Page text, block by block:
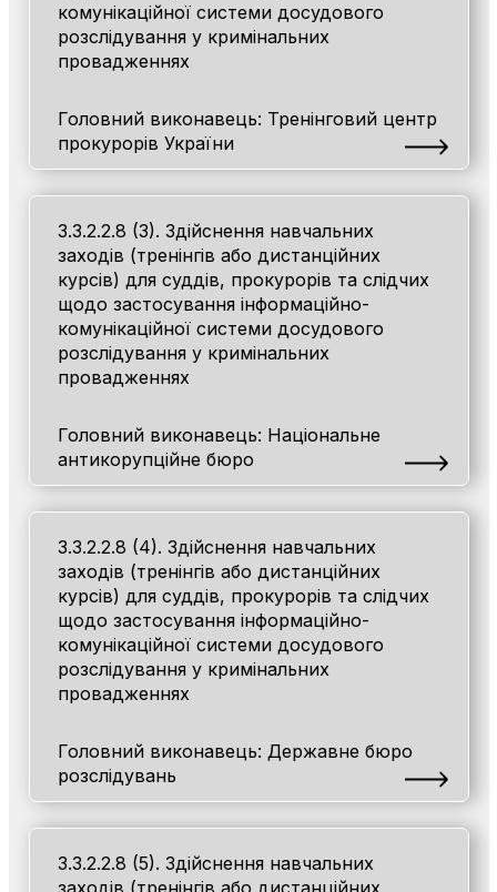
комунікаційної системи досудового
розслідування у кримінальних
провадженнях
Головний виконавець: Тренінговий центр
прокурорів України
3.3.2.2.8 (3). Здійснення навчальних
заходів (тренінгів або дистанційних
курсів) для суддів, прокурорів та слідчих
щодо застосування інформаційно-
комунікаційної системи досудового
розслідування у кримінальних
провадженнях
Головний виконавець: Національне
антикорупційне бюро
3.3.2.2.8 (4). Здійснення навчальних
заходів (тренінгів або дистанційних
курсів) для суддів, прокурорів та слідчих
щодо застосування інформаційно-
комунікаційної системи досудового
розслідування у кримінальних
провадженнях
Головний виконавець: Державне бюро
розслідувань
3.3.2.2.8 (5). Здійснення навчальних
заходів (тренінгів або дистанційних